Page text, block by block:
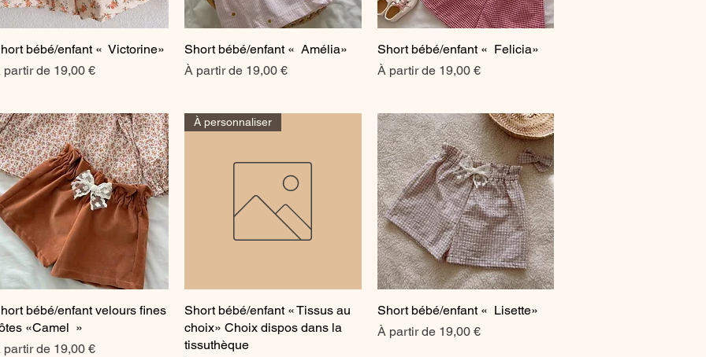
Aperçu rapide
bébé/enfant « Victorine»
partir de 19,00 €
promotionnel
Aperçu rapide
Short bébé/enfant « Amélia»
À partir de 19,00 €
Prix promotionnel
Aperçu rapide
Short bébé/enfant « Felicia»
À partir de 19,00 €
Prix promotionnel
Aperçu rapide
bébé/enfant velours fines
«Camel »
partir de 19,00 €
promotionnel
Aperçu rapide
À personnaliser
Short bébé/enfant « Tissus au
choix» Choix dispos dans la
tissuthèque
Aperçu rapide
Short bébé/enfant « Lisette»
À partir de 19,00 €
Prix promotionnel